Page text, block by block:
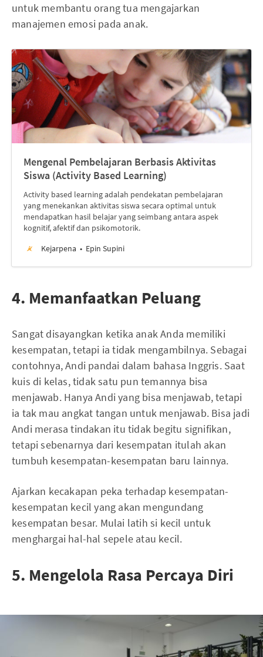
untuk membantu orang tua mengajarkan
manajemen emosi pada anak.
Mengenal Pembelajaran Berbasis Aktivitas
Siswa (Activity Based Learning)
Activity based learning adalah pendekatan pembelajaran
yang menekankan aktivitas siswa secara optimal untuk
mendapatkan hasil belajar yang seimbang antara aspek
kognitif, afektif dan psikomotorik.
Kejarpena
Epin Supini
4. Memanfaatkan Peluang
Sangat disayangkan ketika anak Anda memiliki
kesempatan, tetapi ia tidak mengambilnya. Sebagai
contohnya, Andi pandai dalam bahasa Inggris. Saat
kuis di kelas, tidak satu pun temannya bisa
menjawab. Hanya Andi yang bisa menjawab, tetapi
ia tak mau angkat tangan untuk menjawab. Bisa jadi
Andi merasa tindakan itu tidak begitu signifikan,
tetapi sebenarnya dari kesempatan itulah akan
tumbuh kesempatan-kesempatan baru lainnya.
Ajarkan kecakapan peka terhadap kesempatan-
kesempatan kecil yang akan mengundang
kesempatan besar. Mulai latih si kecil untuk
menghargai hal-hal sepele atau kecil.
5. Mengelola Rasa Percaya Diri